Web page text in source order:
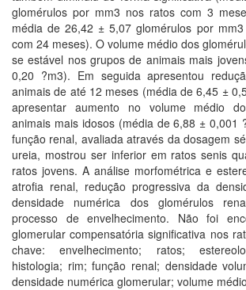
glomérulos por mm3 nos ratos com 3
média de 26,42 ± 5,07 glomérulos por
com 24 meses). O volume médio dos
se estável nos grupos de animais mais
0,20 ?m3). Em seguida apresentou
animais de até 12 meses (média de 6,45 ±
apresentar aumento no volume médio
animais mais idosos (média de 6,88 ± 0,001
função renal, avaliada através da dosagem
ureia, mostrou ser inferior em ratos senis
ratos jovens. A análise morfométrica e
atrofia renal, redução progressiva da
densidade numérica dos glomérulos
processo de envelhecimento. Não foi
glomerular compensatória significativa nos
chave: envelhecimento; ratos;
histologia; rim; função renal; densidade
densidade numérica glomerular; volume